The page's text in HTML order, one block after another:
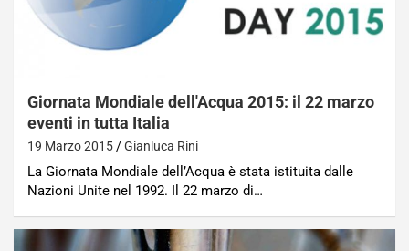
Giornata Mondiale dell'Acqua 2015: il 22 marzo
eventi in tutta Italia
19 Marzo 2015 Gianluca Rini
La Giornata Mondiale dell’Acqua è stata istituita dalle
Nazioni Unite nel 1992. Il 22 marzo di…